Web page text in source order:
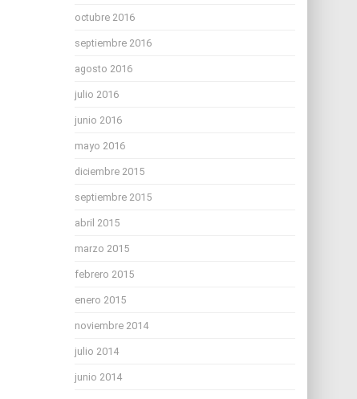
octubre 2016
septiembre 2016
agosto 2016
julio 2016
junio 2016
mayo 2016
diciembre 2015
septiembre 2015
abril 2015
marzo 2015
febrero 2015
enero 2015
noviembre 2014
julio 2014
junio 2014